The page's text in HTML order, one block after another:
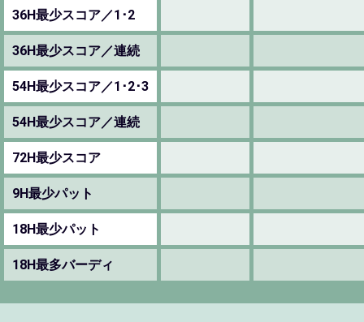
36H最少スコア／1･2
36H最少スコア／連続
54H最少スコア／1･2･3
54H最少スコア／連続
72H最少スコア
9H最少パット
18H最少パット
18H最多バーディ